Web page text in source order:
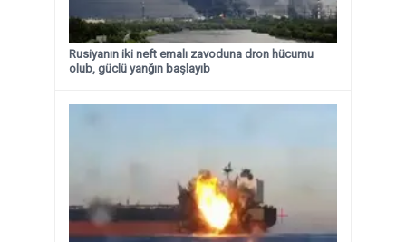
Rusiyanın iki neft emalı zavoduna dron hücumu
olub, güclü yanğın başlayıb